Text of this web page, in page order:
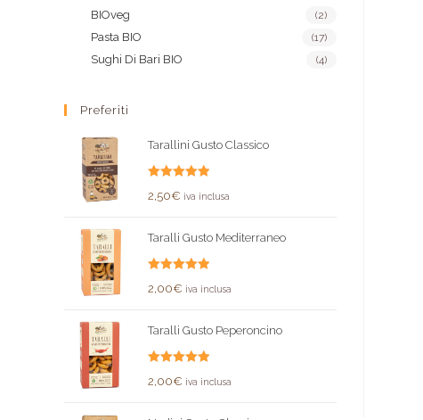
BIOveg (2)
Pasta BIO (17)
Sughi Di Bari BIO (4)
Preferiti
Tarallini Gusto Classico
2,50€ iva inclusa
Taralli Gusto Mediterraneo
2,00€ iva inclusa
Taralli Gusto Peperoncino
2,00€ iva inclusa